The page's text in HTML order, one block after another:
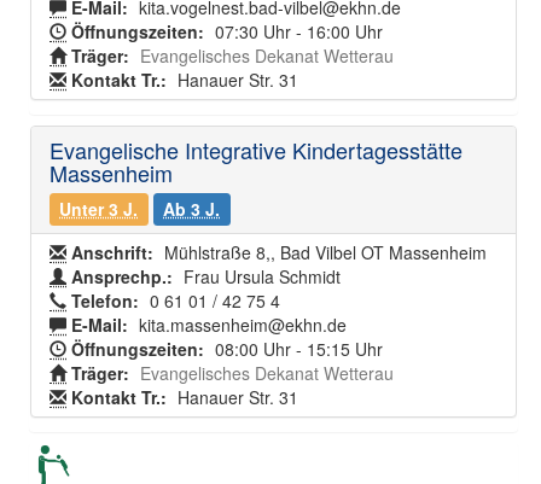
E-Mail: kita.vogelnest.bad-vilbel@ekhn.de
Öffnungszeiten: 07:30 Uhr - 16:00 Uhr
Träger: Evangelisches Dekanat Wetterau
Kontakt Tr.: Hanauer Str. 31
Evangelische Integrative Kindertagesstätte
Massenheim
Unter 3 J.
Ab 3 J.
Anschrift: Mühlstraße 8,, Bad Vilbel OT Massenheim
Ansprechp.: Frau Ursula Schmidt
Telefon: 0 61 01 / 42 75 4
E-Mail: kita.massenheim@ekhn.de
Öffnungszeiten: 08:00 Uhr - 15:15 Uhr
Träger: Evangelisches Dekanat Wetterau
Kontakt Tr.: Hanauer Str. 31